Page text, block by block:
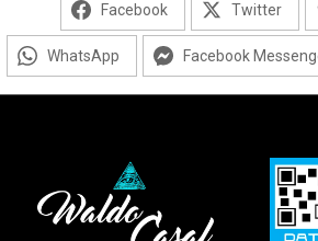
Facebook Twitter
WhatsApp Facebook